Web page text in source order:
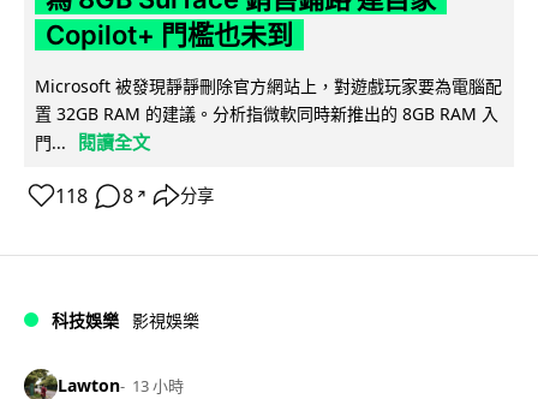
Copilot+ 門檻也未到
Microsoft 被發現靜靜刪除官方網站上，對遊戲玩家要為電腦配
置 32GB RAM 的建議。分析指微軟同時新推出的 8GB RAM 入
門...
閱讀全文
118 8 ↗ 分享
科技娛樂 影視娛樂
Lawton 13 小時